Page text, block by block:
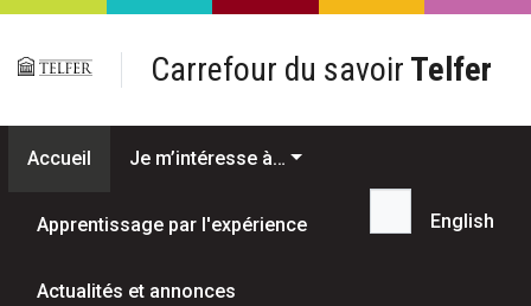
Passer au contenu principal
Carrefour du savoir Telfer
Accueil Je m’intéresse à…
Apprentissage par l'expérience
Actualités et annonces
Recherche...
English